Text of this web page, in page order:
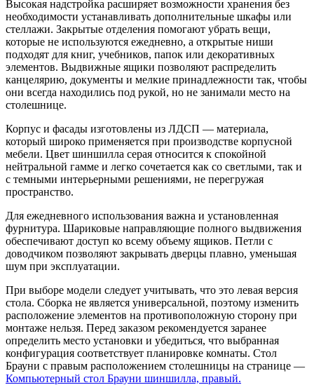
Высокая надстройка расширяет возможности хранения без
необходимости устанавливать дополнительные шкафы или
стеллажи. Закрытые отделения помогают убрать вещи,
которые не используются ежедневно, а открытые ниши
подходят для книг, учебников, папок или декоративных
элементов. Выдвижные ящики позволяют распределить
канцелярию, документы и мелкие принадлежности так, чтобы
они всегда находились под рукой, но не занимали место на
столешнице.
Корпус и фасады изготовлены из ЛДСП — материала,
который широко применяется при производстве корпусной
мебели. Цвет шиншилла серая относится к спокойной
нейтральной гамме и легко сочетается как со светлыми, так и
с темными интерьерными решениями, не перегружая
пространство.
Для ежедневного использования важна и установленная
фурнитура. Шариковые направляющие полного выдвижения
обеспечивают доступ ко всему объему ящиков. Петли с
доводчиком позволяют закрывать дверцы плавно, уменьшая
шум при эксплуатации.
При выборе модели следует учитывать, что это левая версия
стола. Сборка не является универсальной, поэтому изменить
расположение элементов на противоположную сторону при
монтаже нельзя. Перед заказом рекомендуется заранее
определить место установки и убедиться, что выбранная
конфигурация соответствует планировке комнаты. Стол
Брауни с правым расположением столешницы на странице —
Компьютерный стол Брауни шиншилла, правый.